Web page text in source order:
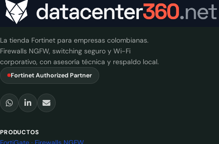
La tienda Fortinet para empresas colombianas.
Firewalls NGFW, switching seguro y Wi-Fi
corporativo, con asesoría técnica y respaldo local.
Fortinet Authorized Partner
PRODUCTOS